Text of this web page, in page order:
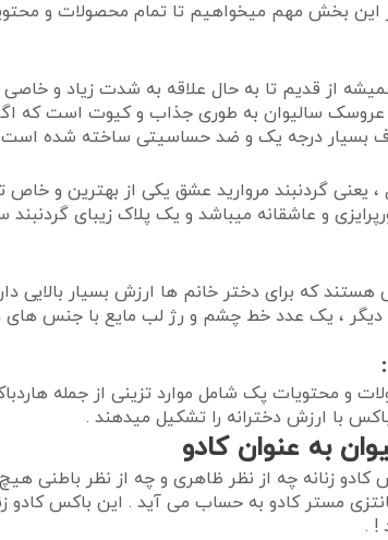
این بخش مهم میخواهیم تا تمام محصولات و
از قدیم تا به حال علاقه به شدت زیاد و
سالیوان به طوری جذاب و کیوت است که
بسیار درجه یک و ضد حساسیتی ساخته شده
یعنی گردنبند مروارید عشق یکی از بهترین و
و عاشقانه میباشد و یک پلاک زیبای گردنبند
هستند که برای دختر خانم ها ارزش بسیار
، یک عدد خط چشم و رژ لب مایع با جنس های
و محتویات پک شامل موارد تزینی از جمله
با ارزش دخترانه را تشکیل میدهند .
به عنوان کادو
زنانه چه از نظر ظاهری و چه از نظر باطنی
مستر کادو به حساب می آید . این باکس کادو
! .